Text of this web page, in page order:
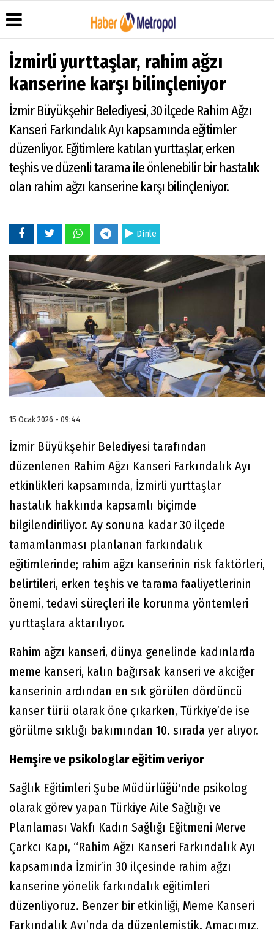
Haber
Arşivi
Gazete
Arşivi
Durumu
Anketler
Köşe
Yazarları
Video
Foto
Galeri
İletişim
Çerez
Politikası
Gizlilik
İlkeleri
İzmirli yurttaşlar, rahim ağzı
kanserine karşı bilinçleniyor
İzmir Büyükşehir Belediyesi, 30 ilçede Rahim Ağzı
Kanseri Farkındalık Ayı kapsamında eğitimler
düzenliyor. Eğitimlere katılan yurttaşlar, erken
teşhis ve düzenli tarama ile önlenebilir bir hastalık
olan rahim ağzı kanserine karşı bilinçleniyor.
Dinle
15 Ocak 2026 - 09:44
İzmir Büyükşehir Belediyesi tarafından
düzenlenen Rahim Ağzı Kanseri Farkındalık Ayı
etkinlikleri kapsamında, İzmirli yurttaşlar
hastalık hakkında kapsamlı biçimde
bilgilendiriliyor. Ay sonuna kadar 30 ilçede
tamamlanması planlanan farkındalık
eğitimlerinde; rahim ağzı kanserinin risk faktörleri,
belirtileri, erken teşhis ve tarama faaliyetlerinin
önemi, tedavi süreçleri ile korunma yöntemleri
yurttaşlara aktarılıyor.
Rahim ağzı kanseri, dünya genelinde kadınlarda
meme kanseri, kalın bağırsak kanseri ve akciğer
kanserinin ardından en sık görülen dördüncü
kanser türü olarak öne çıkarken, Türkiye’de ise
görülme sıklığı bakımından 10. sırada yer alıyor.
Hemşire ve psikologlar eğitim veriyor
Sağlık Eğitimleri Şube Müdürlüğü'nde psikolog
olarak görev yapan Türkiye Aile Sağlığı ve
Planlaması Vakfı Kadın Sağlığı Eğitmeni Merve
Çarkcı Kapı, “Rahim Ağzı Kanseri Farkındalık Ayı
kapsamında İzmir’in 30 ilçesinde rahim ağzı
kanserine yönelik farkındalık eğitimleri
düzenliyoruz. Benzer bir etkinliği, Meme Kanseri
Farkındalık Ayı’nda da düzenlemiştik. Amacımız,